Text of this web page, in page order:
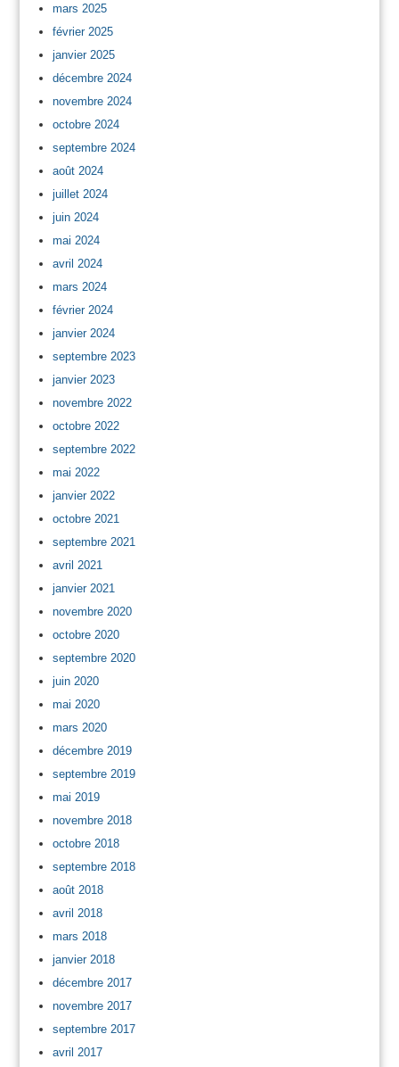
mars 2025
février 2025
janvier 2025
décembre 2024
novembre 2024
octobre 2024
septembre 2024
août 2024
juillet 2024
juin 2024
mai 2024
avril 2024
mars 2024
février 2024
janvier 2024
septembre 2023
janvier 2023
novembre 2022
octobre 2022
septembre 2022
mai 2022
janvier 2022
octobre 2021
septembre 2021
avril 2021
janvier 2021
novembre 2020
octobre 2020
septembre 2020
juin 2020
mai 2020
mars 2020
décembre 2019
septembre 2019
mai 2019
novembre 2018
octobre 2018
septembre 2018
août 2018
avril 2018
mars 2018
janvier 2018
décembre 2017
novembre 2017
septembre 2017
avril 2017